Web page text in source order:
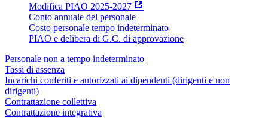
Modifica PIAO 2025-2027
Conto annuale del personale
Costo personale tempo indeterminato
PIAO e delibera di G.C. di approvazione
Personale non a tempo indeterminato
Tassi di assenza
Incarichi conferiti e autorizzati ai dipendenti (dirigenti e non
dirigenti)
Contrattazione collettiva
Contrattazione integrativa